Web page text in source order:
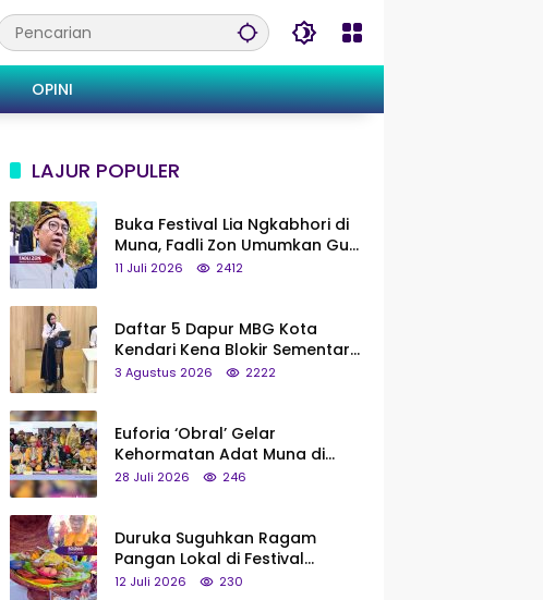
OPINI
LAJUR POPULER
Buka Festival Lia Ngkabhori di
Muna, Fadli Zon Umumkan Gua
Metanduno Segera Naik Status
11 Juli 2026 2412
Daftar 5 Dapur MBG Kota
Kendari Kena Blokir Sementara
dari Pusat
3 Agustus 2026 2222
Euforia ‘Obral’ Gelar
Kehormatan Adat Muna di
Silaturahmi KKMM, Ridwan Bae:
28 Juli 2026 246
Duruka Suguhkan Ragam
Pangan Lokal di Festival
Liangkobhori, Dari Umbi Rebus
12 Juli 2026 230